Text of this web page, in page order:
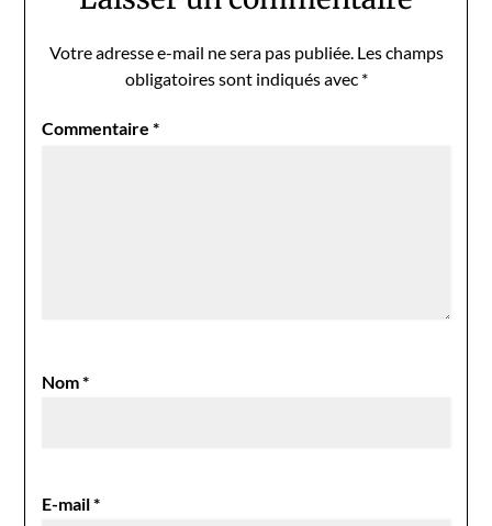
Votre adresse e-mail ne sera pas publiée. Les champs
obligatoires sont indiqués avec *
Commentaire*
Nom*
E-mail*